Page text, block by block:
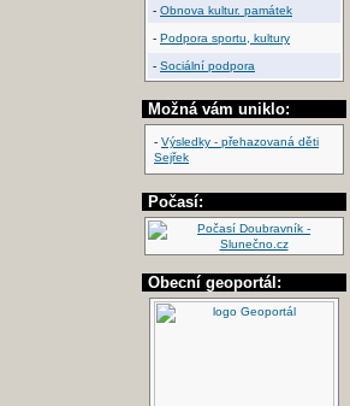
- Obnova kultur. památek
- Podpora sportu, kultury
- Sociální podpora
Možná vám uniklo:
- Výsledky - přehazovaná děti
Sejřek
Počasí:
Obecní geoportál: